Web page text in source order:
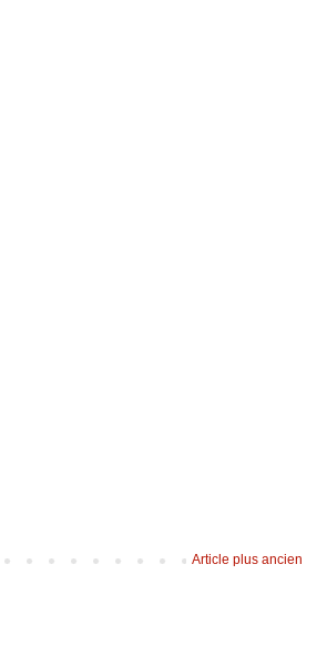
Article plus ancien